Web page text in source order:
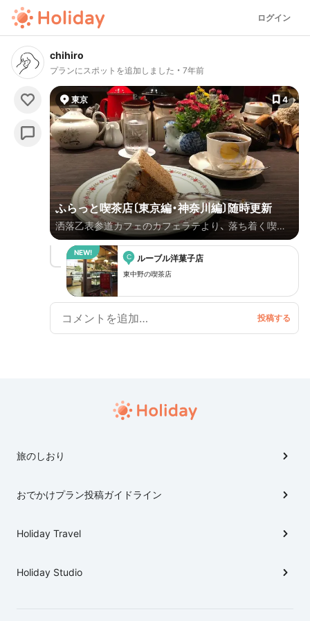
ログイン
chihiro
プランにスポットを追加しました 7年前
東京 4
ふらっと喫茶店〔東京編・神奈川編〕随時更新
洒落乙表参道カフェのカフェラテより、 落ち着く喫茶
店でマスターの珈琲が飲みたい
C ルーブル洋菓子店
東中野の喫茶店
旅のしおり
おでかけプラン投稿ガイドライン
Holiday Travel
Holiday Studio